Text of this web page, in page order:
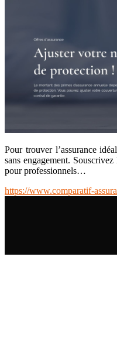
Pour trouver l’assurance
sans engagement.
pour professionnels…
https://www.comparatif-